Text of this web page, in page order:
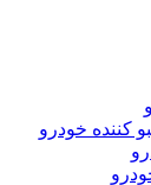
کننده خودرو